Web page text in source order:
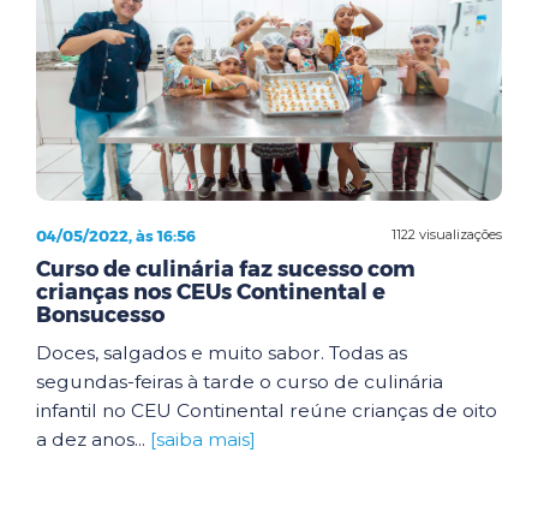
1122 visualizações
04/05/2022, às 16:56
Curso de culinária faz sucesso com
crianças nos CEUs Continental e
Bonsucesso
Doces, salgados e muito sabor. Todas as
segundas-feiras à tarde o curso de culinária
infantil no CEU Continental reúne crianças de oito
a dez anos... [saiba mais]